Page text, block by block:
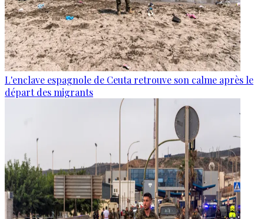
L'enclave espagnole de Ceuta retrouve son calme après le
départ des migrants